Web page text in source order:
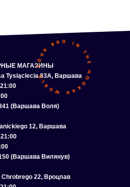
МАГАЗИНЫ
Tysiąclecia 83A, Варшава
(Варшава Воля)
12, Варшава
(Варшава Вилянув)
Chrobrego 22, Вроцлав